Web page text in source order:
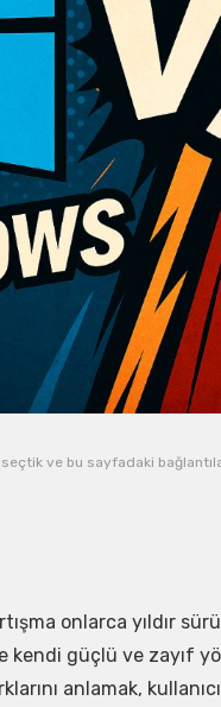
ve bu sayfadaki
onlarca yıldır
güçlü ve zayıf
anlamak,